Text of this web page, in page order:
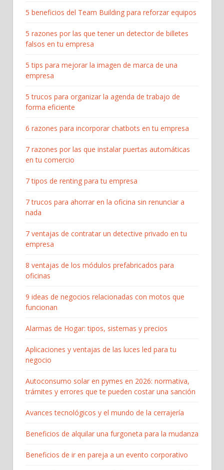
5 beneficios del Team Building para reforzar equipos
5 razones por las que tener un detector de billetes
falsos en tu empresa
5 tips para mejorar la imagen de marca de una
empresa
5 trucos para organizar la agenda de trabajo de
forma eficiente
6 razones para incorporar chatbots en tu empresa
7 razones por las que instalar puertas automáticas
en tu comercio
7 tipos de renting para tu empresa
7 trucos para ahorrar en la oficina sin renunciar a
nada
7 ventajas de contratar un detective privado en tu
empresa
8 ventajas de los módulos prefabricados para
oficinas
9 ideas de negocios relacionadas con motos que
funcionan
Alarmas de Hogar: tipos, sistemas y precios
Aplicaciones y ventajas de las luces led para tu
negocio
Autoconsumo solar en pymes en 2026: normativa,
trámites y errores que te pueden costar una sanción
Avances tecnológicos y el mundo de la cerrajería
Beneficios de alquilar una furgoneta para la mudanza
Beneficios de ir en pareja a un evento corporativo